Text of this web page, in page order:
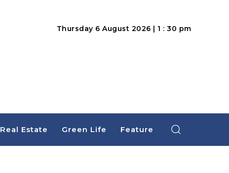
Thursday 6 August 2026 | 1 : 30 pm
Real Estate Green Life Feature